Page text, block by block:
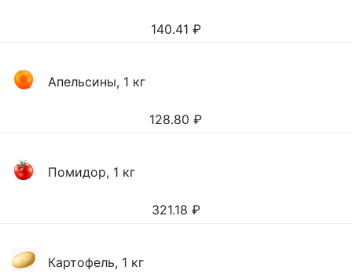
140.41 ₽
Апельсины, 1 кг
128.80 ₽
Помидор, 1 кг
321.18 ₽
Картофель, 1 кг